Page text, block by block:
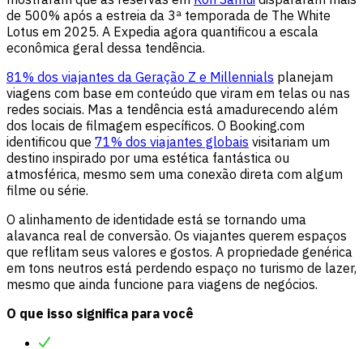
de 500% após a estreia da 3ª temporada de The White
Lotus em 2025. A Expedia agora quantificou a escala
econômica geral dessa tendência.
81% dos viajantes da Geração Z e Millennials planejam
viagens com base em conteúdo que viram em telas ou nas
redes sociais. Mas a tendência está amadurecendo além
dos locais de filmagem específicos. O Booking.com
identificou que 71% dos viajantes globais visitariam um
destino inspirado por uma estética fantástica ou
atmosférica, mesmo sem uma conexão direta com algum
filme ou série.
O alinhamento de identidade está se tornando uma
alavanca real de conversão. Os viajantes querem espaços
que reflitam seus valores e gostos. A propriedade genérica
em tons neutros está perdendo espaço no turismo de lazer,
mesmo que ainda funcione para viagens de negócios.
O que isso significa para você